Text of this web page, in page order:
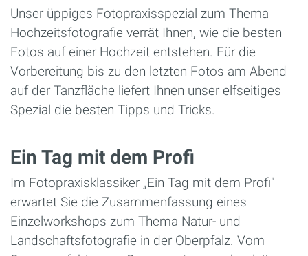
Unser üppiges Fotopraxisspezial zum Thema
Hochzeitsfotografie verrät Ihnen, wie die besten
Fotos auf einer Hochzeit entstehen. Für die
Vorbereitung bis zu den letzten Fotos am Abend
auf der Tanzfläche liefert Ihnen unser elfseitiges
Spezial die besten Tipps und Tricks.
Ein Tag mit dem Profi
Im Fotopraxisklassiker „Ein Tag mit dem Profi"
erwartet Sie die Zusammenfassung eines
Einzelworkshops zum Thema Natur- und
Landschaftsfotografie in der Oberpfalz. Vom